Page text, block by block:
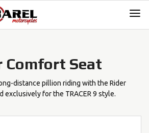
Comfort Seat
distance pillion riding with the Rider
exclusively for the TRACER 9 style.